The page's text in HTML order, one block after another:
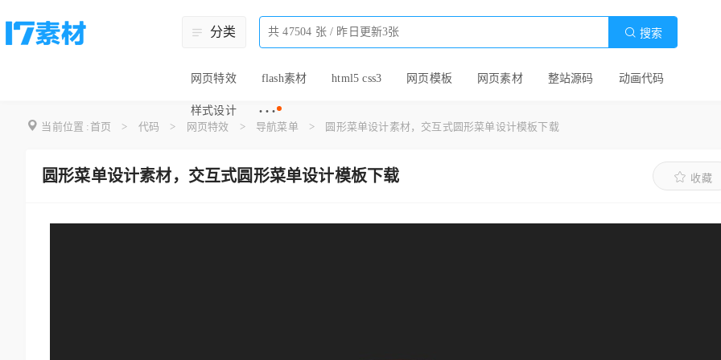
分类  搜索
网页特效 flash素材 html5 css3 网页模板 网页素材 整站源码 动画代码
样式设计 ···
当前位置 :首页 > 代码 > 网页特效 > 导航菜单 > 圆形菜单设计素材，交互式圆形菜单设计模板下载
圆形菜单设计素材，交互式圆形菜单设计模板下载 收藏